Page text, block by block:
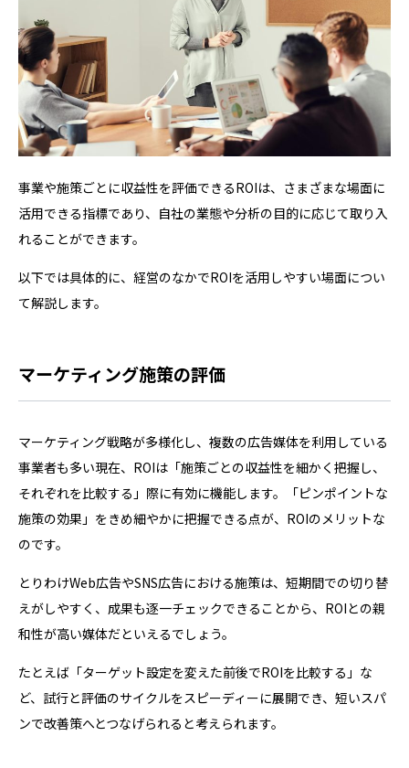
事業や施策ごとに収益性を評価できるROIは、さまざまな場面に
活用できる指標であり、自社の業態や分析の目的に応じて取り入
れることができます。
以下では具体的に、経営のなかでROIを活用しやすい場面につい
て解説します。
マーケティング施策の評価
マーケティング戦略が多様化し、複数の広告媒体を利用している
事業者も多い現在、ROIは「施策ごとの収益性を細かく把握し、
それぞれを比較する」際に有効に機能します。「ピンポイントな
施策の効果」をきめ細やかに把握できる点が、ROIのメリットな
のです。
とりわけWeb広告やSNS広告における施策は、短期間での切り替
えがしやすく、成果も逐一チェックできることから、ROIとの親
和性が高い媒体だといえるでしょう。
たとえば「ターゲット設定を変えた前後でROIを比較する」な
ど、試行と評価のサイクルをスピーディーに展開でき、短いスパ
ンで改善策へとつなげられると考えられます。